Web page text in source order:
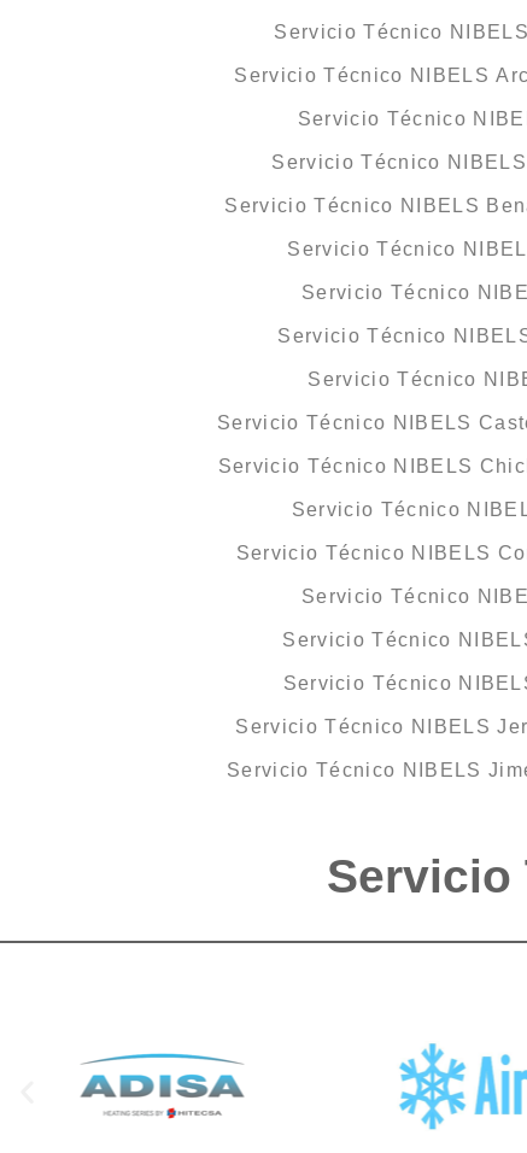
Servicio Técnico
Servicio Técnico NIBELS
Servicio Técnico
Servicio Técnico
Servicio Técnico NIBELS
Servicio Técnico
Servicio Técnico
Servicio Técnico
Servicio Técnico
Servicio Técnico NIBELS
Servicio Técnico NIBELS
Servicio Técnico
Servicio Técnico NIBELS
Servicio Técnico
Servicio Técnico
Servicio Técnico
Servicio Técnico NIBELS
Servicio Técnico NIBELS
Servicio